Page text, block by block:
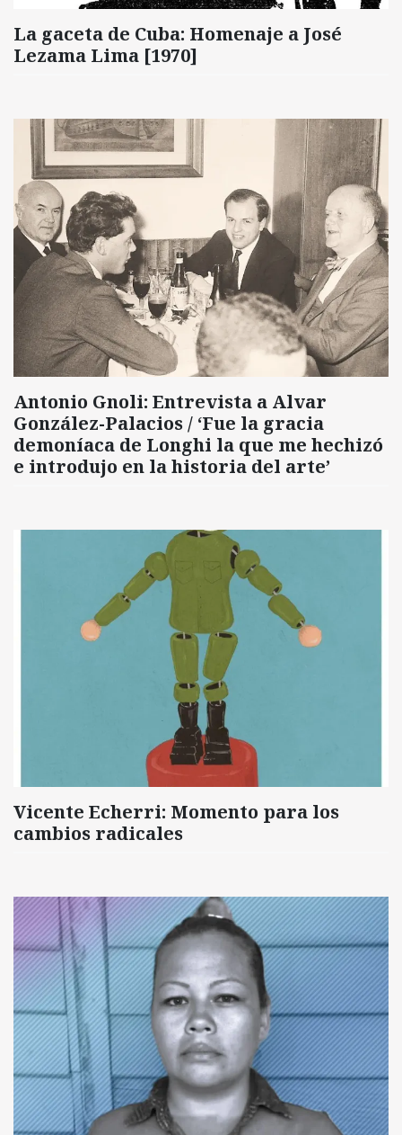
La gaceta de Cuba: Homenaje a José
Lezama Lima [1970]
Antonio Gnoli: Entrevista a Alvar
González-Palacios / ‘Fue la gracia
demoníaca de Longhi la que me hechizó
e introdujo en la historia del arte’
Vicente Echerri: Momento para los
cambios radicales